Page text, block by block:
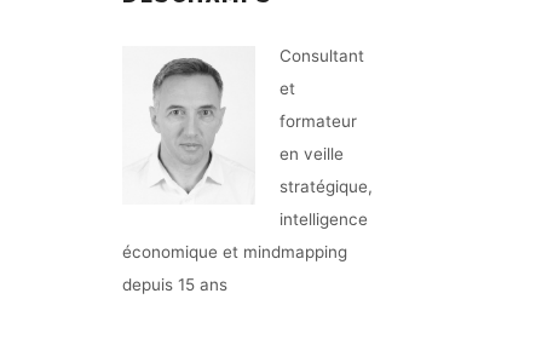
Consultant
et
formateur
en veille
stratégique,
intelligence
économique et mindmapping
depuis 15 ans